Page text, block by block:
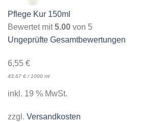
Pflege Kur 150ml
Bewertet mit5.00 von 5
Ungeprüfte Gesamtbewertungen
6,55 €
43,67 € / 1000 ml
inkl. 19 % MwSt.
zzgl. Versandkosten